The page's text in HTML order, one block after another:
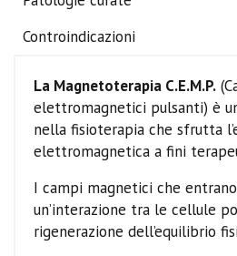
Controindicazioni
La Magnetoterapia C.E.M.P.
elettromagnetici pulsanti) è
nella fisioterapia che sfrutta
elettromagnetica a fini
I campi magnetici che
un’interazione tra le cellule
rigenerazione dell’equilibrio